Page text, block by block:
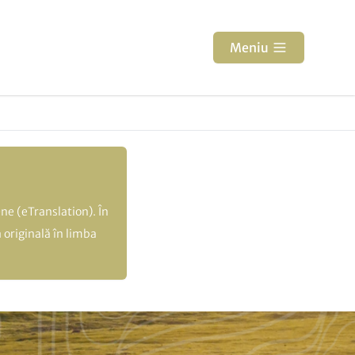
Meniu
(eTranslation). În
originală în limba